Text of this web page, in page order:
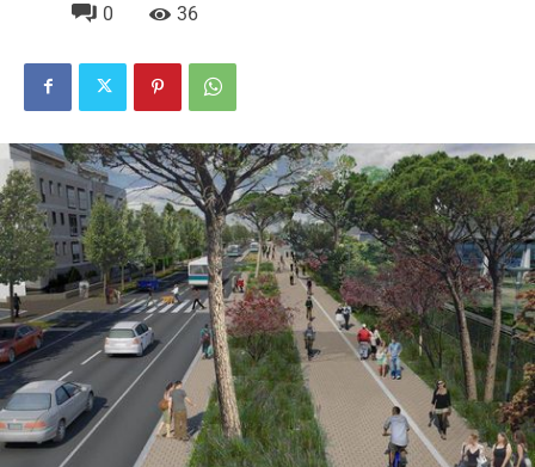
0
36